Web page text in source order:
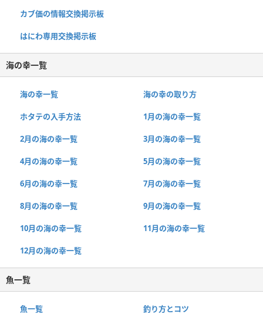
カブ価の情報交換掲示板
はにわ専用交換掲示板
海の幸一覧
海の幸一覧 海の幸の取り方
ホタテの入手方法 1月の海の幸一覧
2月の海の幸一覧 3月の海の幸一覧
4月の海の幸一覧 5月の海の幸一覧
6月の海の幸一覧 7月の海の幸一覧
8月の海の幸一覧 9月の海の幸一覧
10月の海の幸一覧 11月の海の幸一覧
12月の海の幸一覧
魚一覧
魚一覧 釣り方とコツ